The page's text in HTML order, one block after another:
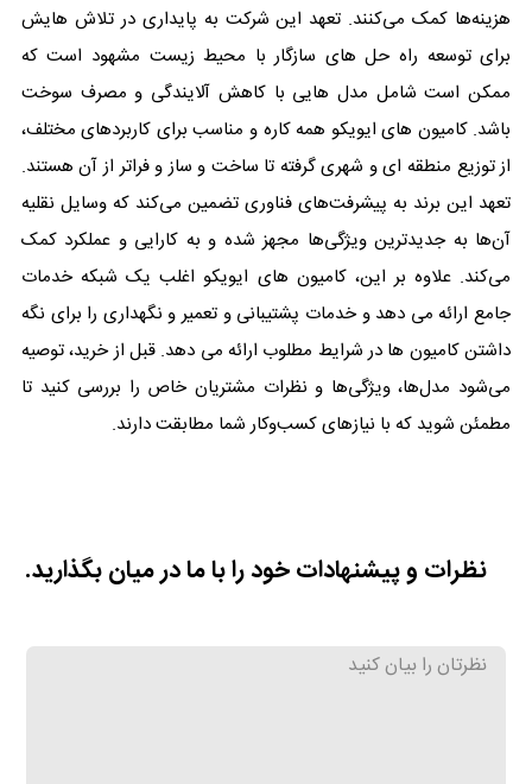
هزینه‌ها کمک می‌کنند. تعهد این شرکت به پایداری در تلاش هایش
برای توسعه راه حل های سازگار با محیط زیست مشهود است که
ممکن است شامل مدل هایی با کاهش آلایندگی و مصرف سوخت
باشد. کامیون های ایویکو همه کاره و مناسب برای کاربردهای مختلف،
از توزیع منطقه ای و شهری گرفته تا ساخت و ساز و فراتر از آن هستند.
تعهد این برند به پیشرفت‌های فناوری تضمین می‌کند که وسایل نقلیه
آن‌ها به جدیدترین ویژگی‌ها مجهز شده و به کارایی و عملکرد کمک
می‌کند. علاوه بر این، کامیون های ایویکو اغلب یک شبکه خدمات
جامع ارائه می دهد و خدمات پشتیبانی و تعمیر و نگهداری را برای نگه
داشتن کامیون ها در شرایط مطلوب ارائه می دهد. قبل از خرید، توصیه
می‌شود مدل‌ها، ویژگی‌ها و نظرات مشتریان خاص را بررسی کنید تا
مطمئن شوید که با نیازهای کسب‌وکار شما مطابقت دارند.
نظرات و پیشنهادات خود را با ما در میان بگذارید.